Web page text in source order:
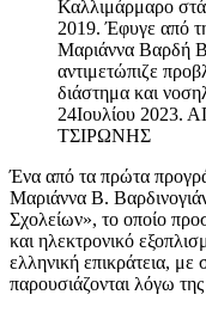
Καλλιμάρμαρο
2019. Έφυγε από
Μαριάννα Βαρδή
αντιμετώπιζε
διάστημα και
24Ιουλίου
ΤΣΙΡΩΝΗΣ
Ένα από τα πρώτα
Μαριάννα Β.
Σχολείων», το οποίο
και ηλεκτρονικό
ελληνική επικράτεια,
παρουσιάζονται λόγω